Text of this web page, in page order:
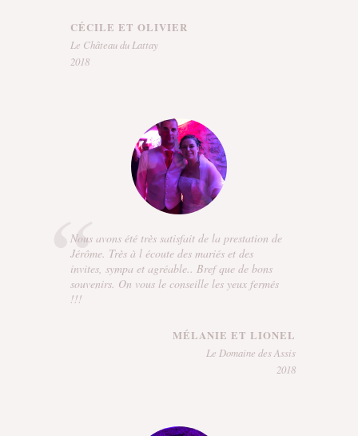
CÉCILE ET OLIVIER
Le Château du Lattay
2018
Nous avons été très satisfait de la prestation de
Jérôme. Très à l écoute des mariés et des
invites, sympa et agréable.. Bref que de bons
souvenirs. On vous le conseille les yeux fermés
!!!
MÉLANIE ET LIONEL
Le Domaine des Assis
2018